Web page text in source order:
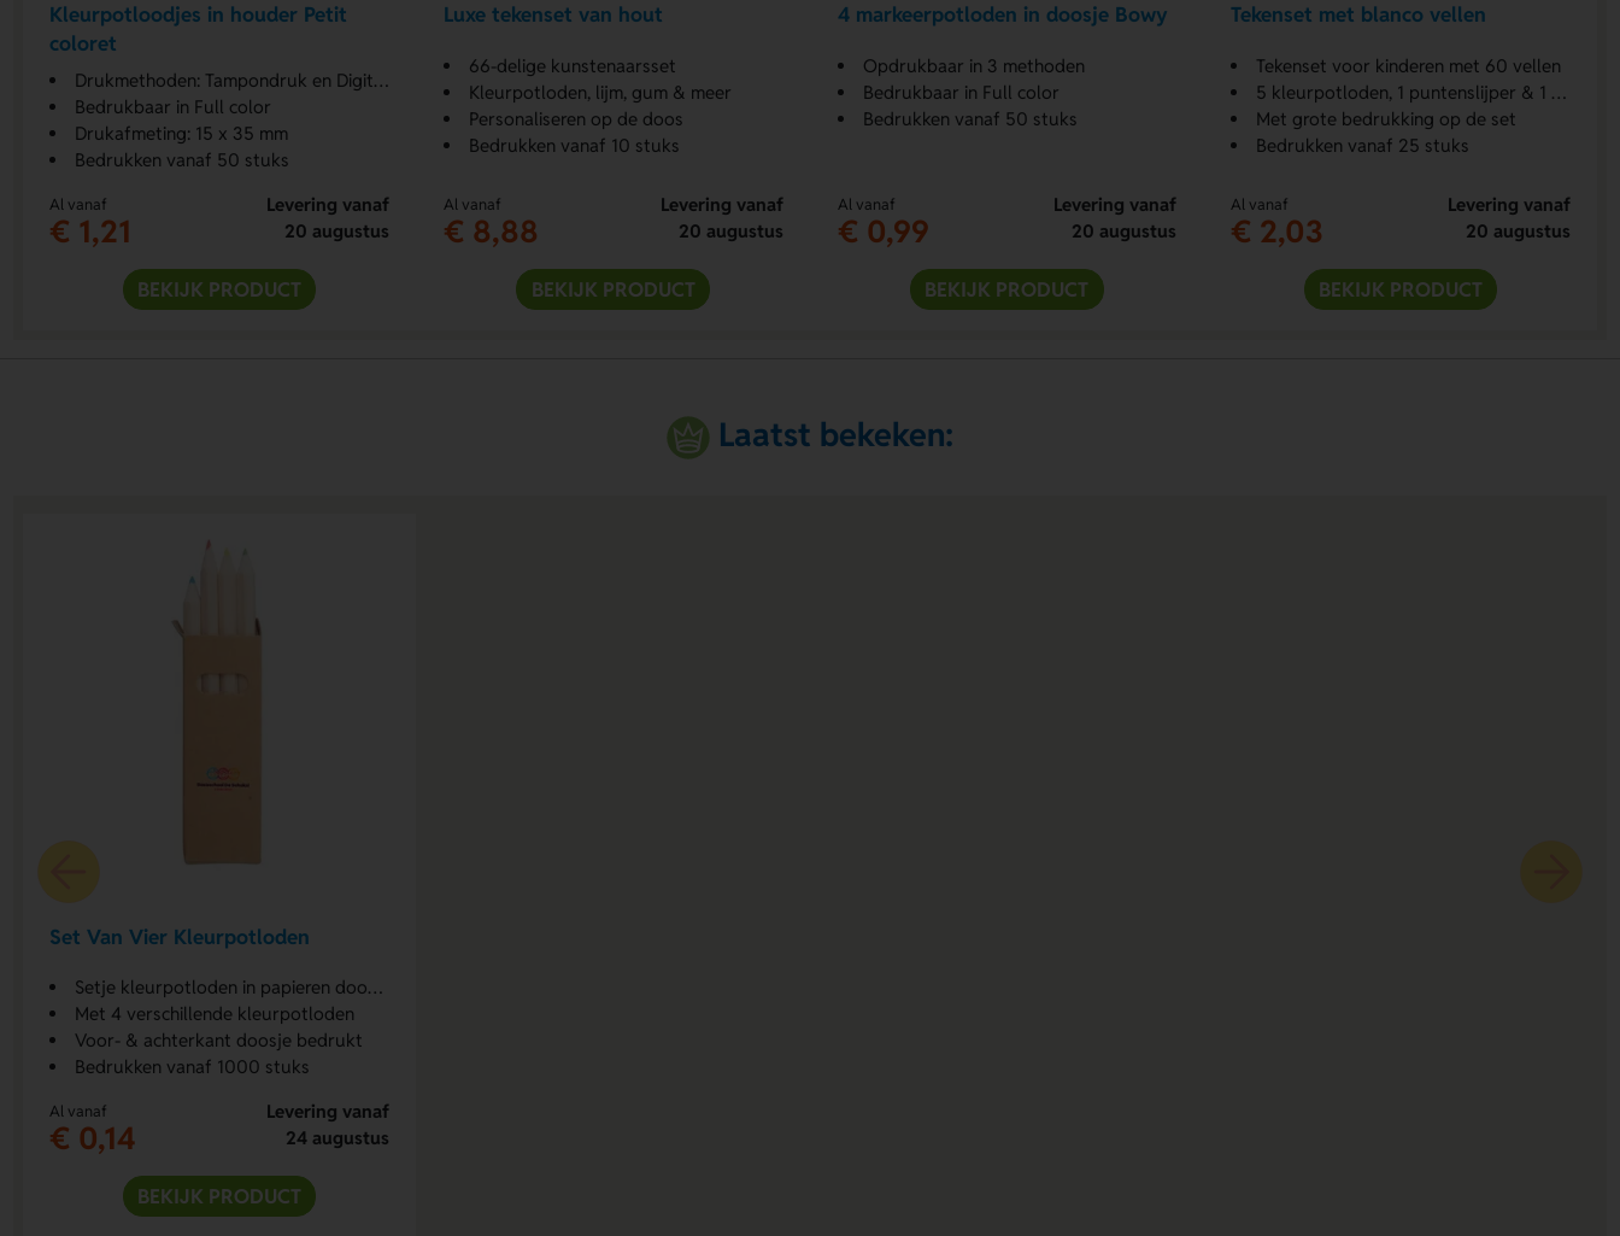
Kleurpotloodjes in houder Petit
coloret
Drukmethoden: Tampondruk en Digitaal label
Bedrukbaar in Full color
Drukafmeting: 15 x 35 mm
Bedrukken vanaf 50 stuks
Al vanaf
€ 1,21
Levering vanaf
20 augustus
BEKIJK PRODUCT
Luxe tekenset van hout
66-delige kunstenaarsset
Kleurpotloden, lijm, gum & meer
Personaliseren op de doos
Bedrukken vanaf 10 stuks
Al vanaf
€ 8,88
Levering vanaf
20 augustus
BEKIJK PRODUCT
4 markeerpotloden in doosje Bowy
Opdrukbaar in 3 methoden
Bedrukbaar in Full color
Bedrukken vanaf 50 stuks
Al vanaf
€ 0,99
Levering vanaf
20 augustus
BEKIJK PRODUCT
Tekenset met blanco vellen
Tekenset voor kinderen met 60 vellen
5 kleurpotloden, 1 puntenslijper & 1 gum
Met grote bedrukking op de set
Bedrukken vanaf 25 stuks
Al vanaf
€ 2,03
Levering vanaf
20 augustus
BEKIJK PRODUCT
Laatst bekeken:
Set Van Vier Kleurpotloden
Setje kleurpotloden in papieren doosje
Met 4 verschillende kleurpotloden
Voor- & achterkant doosje bedrukt
Bedrukken vanaf 1000 stuks
Al vanaf
€ 0,14
Levering vanaf
24 augustus
BEKIJK PRODUCT